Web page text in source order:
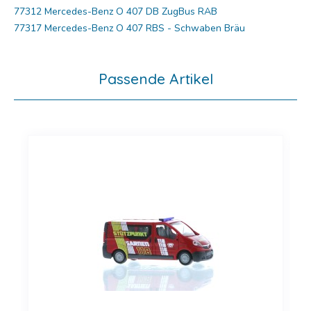
77312 Mercedes-Benz O 407 DB ZugBus RAB
77317 Mercedes-Benz O 407 RBS - Schwaben Bräu
Passende Artikel